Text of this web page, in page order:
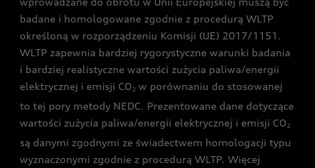
badane i homologowane zgodnie z procedurą WLTP
określoną w rozporządzeniu Komisji (UE) 2017/1151.
WLTP zapewnia bardziej rygorystyczne warunki badania
i bardziej realistyczne wartości zużycia paliwa/energii
elektrycznej i emisji CO2 w porównaniu do stosowanej
to tej pory metody NEDC. Prezentowane dane dotyczące
wartości zużycia paliwa/energii elektrycznej i emisji CO2
są danymi zgodnymi ze świadectwem homologacji typu
wyznaczonymi zgodnie z procedurą WLTP. Więcej